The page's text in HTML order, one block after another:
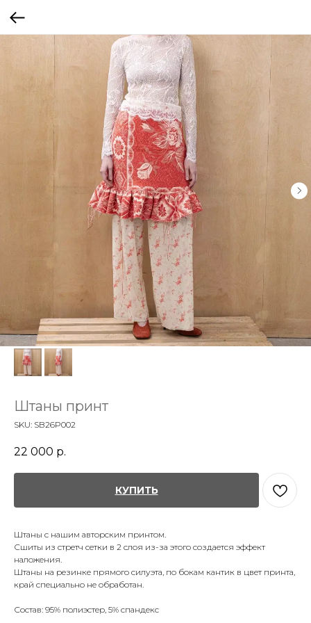
Штаны принт
SKU: SB26P002
22 000 р.
КУПИТЬ
Штаны с нашим авторским принтом.
Сшиты из стретч сетки в 2 слоя из-за этого создается эффект
наложения.
Штаны на резинке прямого силуэта, по бокам кантик в цвет принта,
край специально не обработан.
Состав: 95% полиэстер, 5% спандекс